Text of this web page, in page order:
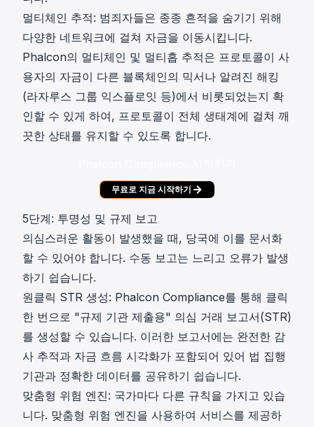
멀티체인 추적: 범죄자들은 종종 흔적을 숨기기 위해
다양한 네트워크에 걸쳐 자금을 이동시킵니다.
Phalcon의 멀티체인 및 멀티홉 추적은 프로토콜이 사
용자의 자금이 다른 블록체인의 믹서나 알려진 해킹
(라자루스 그룹 익스플로잇 등)에서 비롯되었는지 확
인할 수 있게 하여, 프로토콜이 전체 생태계에 걸쳐 깨
끗한 상태를 유지할 수 있도록 합니다.
무료로 지금 시작하기
5단계: 투명성 및 규제 보고
의심스러운 활동이 발생했을 때, 당국에 이를 문서화
할 수 있어야 합니다. 수동 보고는 느리고 오류가 발생
하기 쉽습니다.
원클릭 STR 생성: Phalcon Compliance를 통해 클릭
한 번으로 "규제 기관 제출용" 의심 거래 보고서(STR)
를 생성할 수 있습니다. 이러한 보고서에는 완전한 감
사 추적과 자금 흐름 시각화가 포함되어 있어 법 집행
기관과 정확한 데이터를 공유하기 쉽습니다.
맞춤형 위험 엔진: 국가마다 다른 규칙을 가지고 있습
니다. 맞춤형 위험 엔진을 사용하여 서비스를 제공하